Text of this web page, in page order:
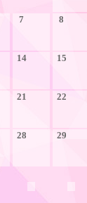
7 8
14 15
21 22
28 29